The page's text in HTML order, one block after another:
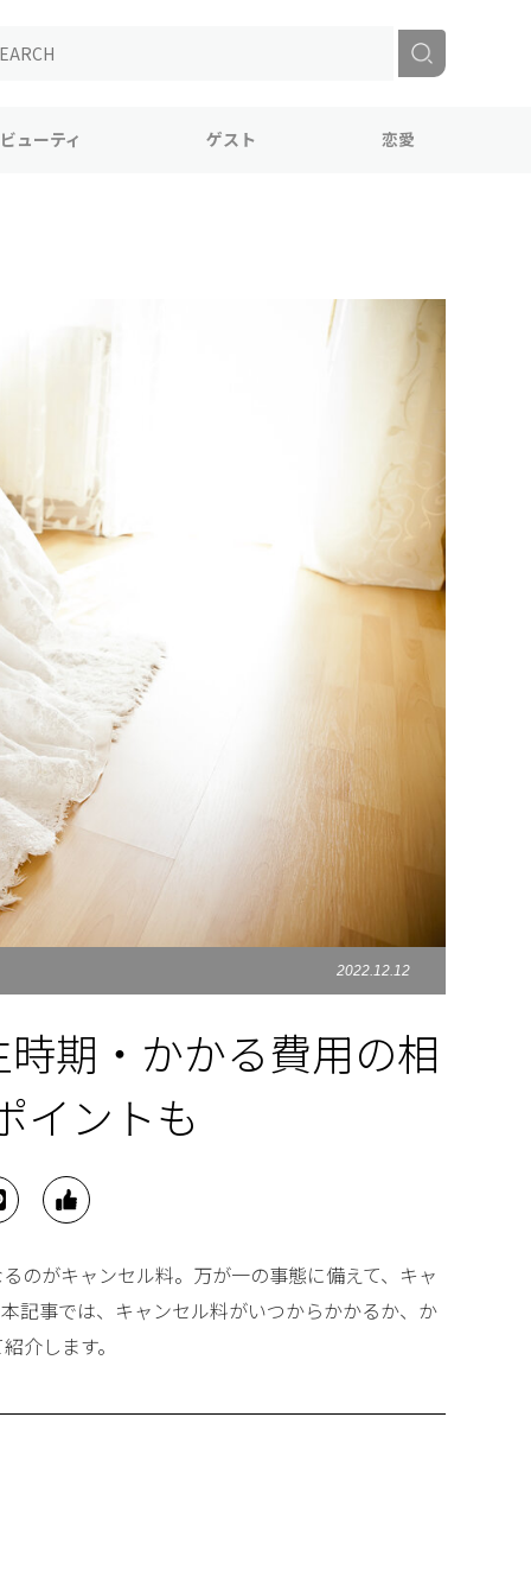
ューティ ゲスト 恋愛
2022.12.12
期・かかる費用の相
イントも
のがキャンセル料。万が一の事態に備えて、キャ
記事では、キャンセル料がいつからかかるか、か
介します。